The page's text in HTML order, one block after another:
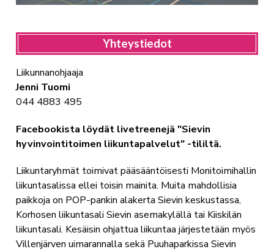
Yhteystiedot
Liikunnanohjaaja
Jenni Tuomi
044 4883 495
Facebookista löydät livetreenejä "Sievin
hyvinvointitoimen liikuntapalvelut" -tililtä.
Liikuntaryhmät toimivat pääsääntöisesti Monitoimihallin
liikuntasalissa ellei toisin mainita. Muita mahdollisia
paikkoja on POP-pankin alakerta Sievin keskustassa,
Korhosen liikuntasali Sievin asemakylällä tai Kiiskilän
liikuntasali. Kesäisin ohjattua liikuntaa järjestetään myös
Villenjärven uimarannalla sekä Puuhaparkissa Sievin